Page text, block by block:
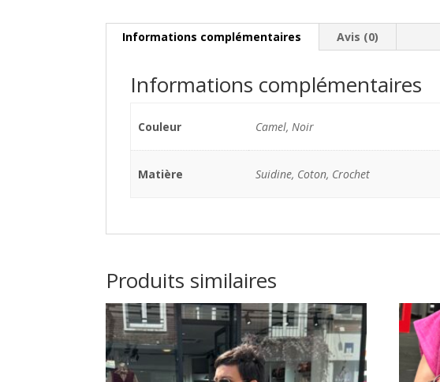
Informations complémentaires Avis (0)
Informations complémentaires
Couleur Camel, Noir
Matière Suidine, Coton, Crochet
Produits similaires